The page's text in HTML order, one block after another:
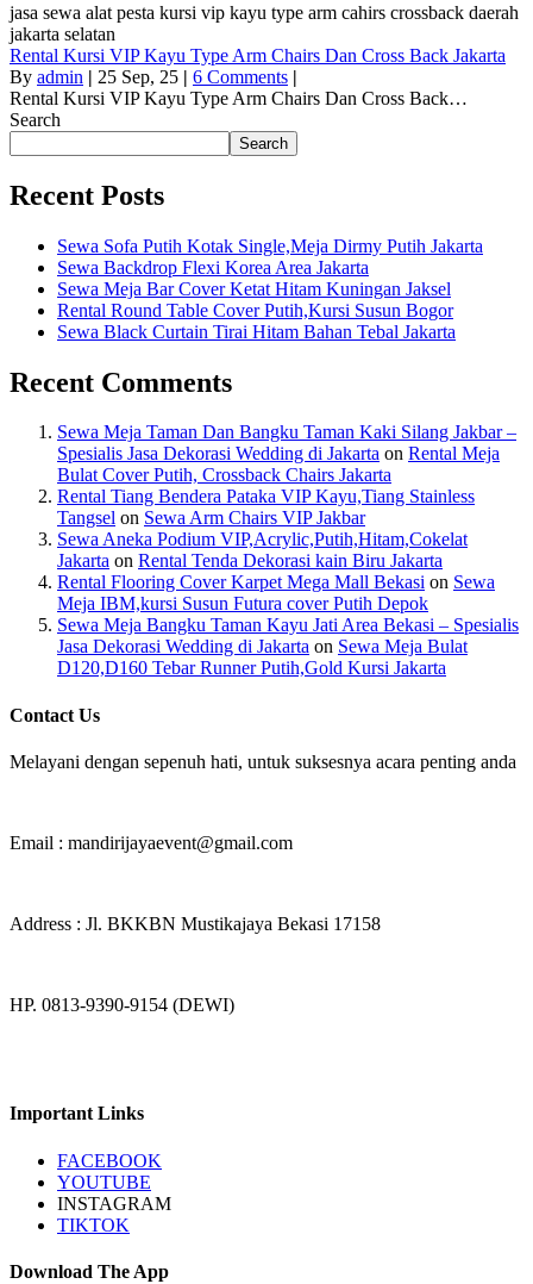
jasa sewa alat pesta kursi vip kayu type arm cahirs crossback daerah
jakarta selatan
Rental Kursi VIP Kayu Type Arm Chairs Dan Cross Back Jakarta
By admin | 25 Sep, 25 | 6 Comments |
Rental Kursi VIP Kayu Type Arm Chairs Dan Cross Back…
Search
Search
Recent Posts
Sewa Sofa Putih Kotak Single,Meja Dirmy Putih Jakarta
Sewa Backdrop Flexi Korea Area Jakarta
Sewa Meja Bar Cover Ketat Hitam Kuningan Jaksel
Rental Round Table Cover Putih,Kursi Susun Bogor
Sewa Black Curtain Tirai Hitam Bahan Tebal Jakarta
Recent Comments
Sewa Meja Taman Dan Bangku Taman Kaki Silang Jakbar –
Spesialis Jasa Dekorasi Wedding di Jakarta on Rental Meja
Bulat Cover Putih, Crossback Chairs Jakarta
Rental Tiang Bendera Pataka VIP Kayu,Tiang Stainless
Tangsel on Sewa Arm Chairs VIP Jakbar
Sewa Aneka Podium VIP,Acrylic,Putih,Hitam,Cokelat
Jakarta on Rental Tenda Dekorasi kain Biru Jakarta
Rental Flooring Cover Karpet Mega Mall Bekasi on Sewa
Meja IBM,kursi Susun Futura cover Putih Depok
Sewa Meja Bangku Taman Kayu Jati Area Bekasi – Spesialis
Jasa Dekorasi Wedding di Jakarta on Sewa Meja Bulat
D120,D160 Tebar Runner Putih,Gold Kursi Jakarta
Contact Us
Melayani dengan sepenuh hati, untuk suksesnya acara penting anda
Email : mandirijayaevent@gmail.com
Address : Jl. BKKBN Mustikajaya Bekasi 17158
HP. 0813-9390-9154 (DEWI)
Important Links
FACEBOOK
YOUTUBE
INSTAGRAM
TIKTOK
Download The App